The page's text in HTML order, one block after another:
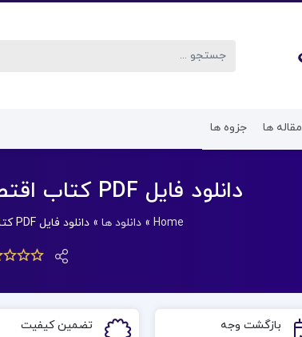
مقاله ها جزوه ها
دانلود فایل PDF کتاب اقتصاد کلان تیمور رحمانی
Home
»دانلود ها »دانلود فایل PDF کتاب اقتصاد کلان تیمور رحمانی
بازگشت وجه تضمین کیفیت